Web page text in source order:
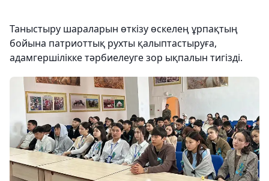
Таныстыру шараларын өткізу өскелең ұрпақтың
бойына патриоттық рухты қалыптастыруға,
адамгершілікке тәрбиелеуге зор ықпалын тигізді.